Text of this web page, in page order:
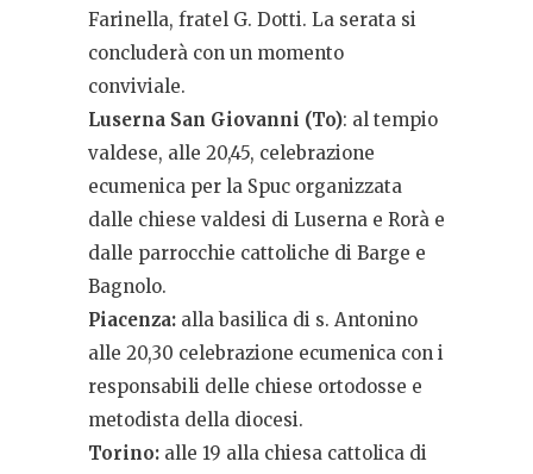
Farinella, fratel G. Dotti. La serata si
concluderà con un momento
conviviale.
Luserna San Giovanni (To): al tempio
valdese, alle 20,45, celebrazione
ecumenica per la Spuc organizzata
dalle chiese valdesi di Luserna e Rorà e
dalle parrocchie cattoliche di Barge e
Bagnolo.
Piacenza: alla basilica di s. Antonino
alle 20,30 celebrazione ecumenica con i
responsabili delle chiese ortodosse e
metodista della diocesi.
Torino: alle 19 alla chiesa cattolica di